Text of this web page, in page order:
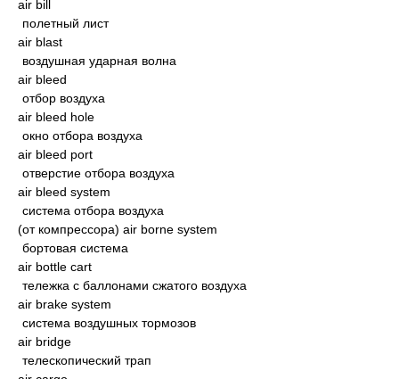
air bill
полетный лист
air blast
воздушная ударная волна
air bleed
отбор воздуха
air bleed hole
окно отбора воздуха
air bleed port
отверстие отбора воздуха
air bleed system
система отбора воздуха
(от компрессора) air borne system
бортовая система
air bottle cart
тележка с баллонами сжатого воздуха
air brake system
система воздушных тормозов
air bridge
телескопический трап